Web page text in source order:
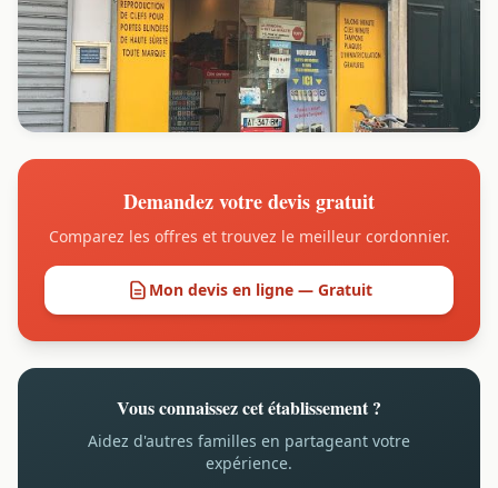
Demandez votre devis gratuit
Comparez les offres et trouvez le meilleur cordonnier.
Mon devis en ligne — Gratuit
Vous connaissez cet établissement ?
Aidez d'autres familles en partageant votre
expérience.